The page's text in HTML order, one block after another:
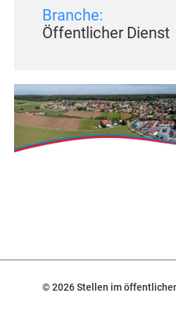
Branche:
Öffentlicher Dienst
© 2026 Stellen im